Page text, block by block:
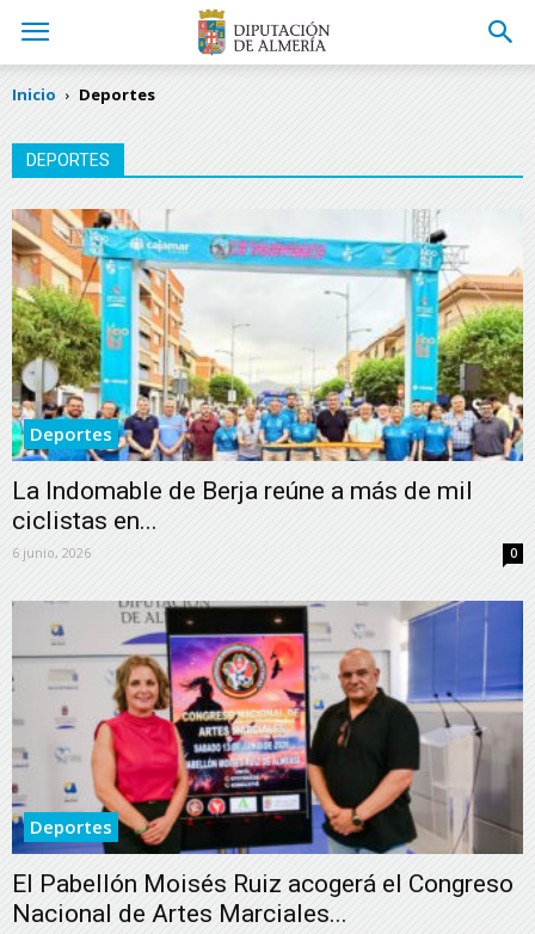
Inicio Deportes
DEPORTES
Deportes
La Indomable de Berja reúne a más de mil
ciclistas en...
6 junio, 2026 0
Deportes
El Pabellón Moisés Ruiz acogerá el Congreso
Nacional de Artes Marciales...